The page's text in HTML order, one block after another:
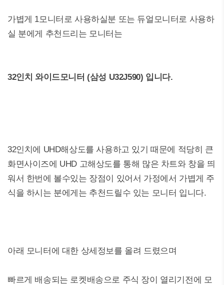
가볍게 1모니터로 사용하실분 또는 듀얼모니터로 사용하
실 분에게 추천드리는 모니터는
32인치 와이드모니터 (삼성 U32J590) 입니다.
32인치에 UHD해상도를 사용하고 있기 때문에 적당히 큰
화면사이즈에 UHD 고해상도를 통해 많은 차트와 창을 띄
워서 한번에 볼수있는 장점이 있어서 가정에서 가볍게 주
식을 하시는 분에게는 추천드릴수 있는 모니터 입니다.
아래 모니터에 대한 상세정보를 올려 드렸으며
빠르게 배송되는 로켓배송으로 주식 장이 열리기전에 모